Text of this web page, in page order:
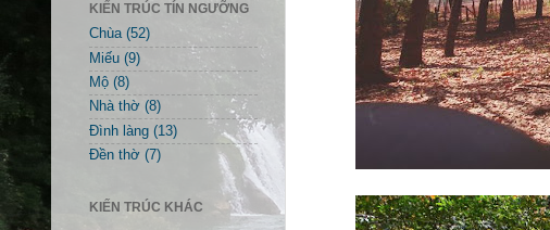
KIẾN TRÚC TÍN NGƯỠNG
Chùa (52)
Miếu (9)
Mộ (8)
Nhà thờ (8)
Đình làng (13)
Đền thờ (7)
KIẾN TRÚC KHÁC